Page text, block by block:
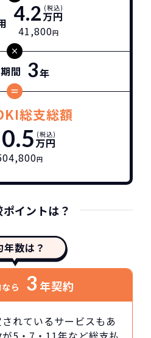
4.2万円
(税込)
41,800円
間 3年
総支総額
万円
(税込)
円
イントは？
年数は？
ら 3 年契約
れているサービスもあ